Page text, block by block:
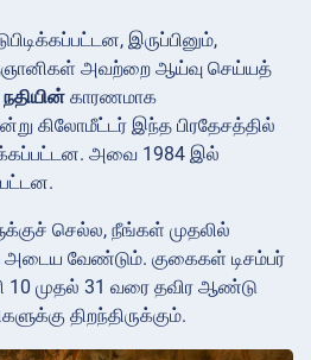
இருப்பினும்,
அவற்றை ஆய்வு செய்யத்
காரணமாக
கிலோமீட்டர் இந்த பிரதேசத்தில்
அவை 1984 இல்
செல்ல, நீங்கள் முதலில்
அடைய வேண்டும். குகைகள் டிசம்பர்
10 முதல் 31 வரை தவிர ஆண்டு
திறந்திருக்கும்.